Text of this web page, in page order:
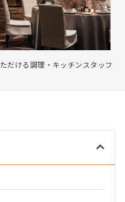
だける調理・キッチンスタッフ